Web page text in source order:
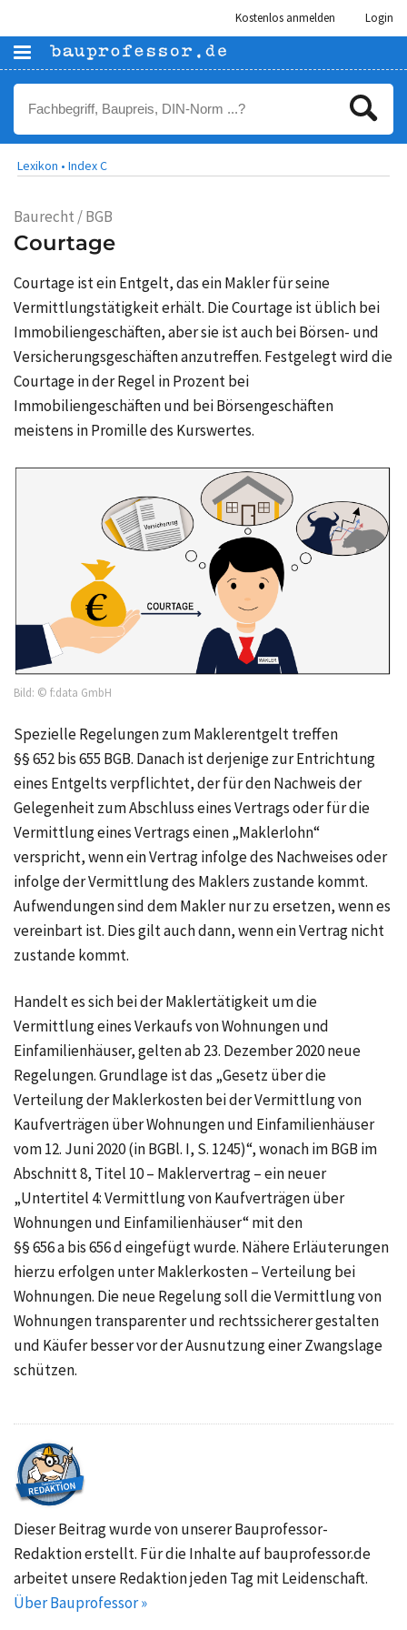
Kostenlos anmelden Login
Lexikon • Index C
Baurecht / BGB
Courtage
Courtage ist ein Entgelt, das ein Makler für seine
Vermittlungstätigkeit erhält. Die Courtage ist üblich bei
Immobiliengeschäften, aber sie ist auch bei Börsen- und
Versicherungsgeschäften anzutreffen. Festgelegt wird die
Courtage in der Regel in Prozent bei
Immobiliengeschäften und bei Börsengeschäften
meistens in Promille des Kurswertes.
Bild: © f:data GmbH
Spezielle Regelungen zum Maklerentgelt treffen
§§ 652 bis 655 BGB. Danach ist derjenige zur Entrichtung
eines Entgelts verpflichtet, der für den Nachweis der
Gelegenheit zum Abschluss eines Vertrags oder für die
Vermittlung eines Vertrags einen „Maklerlohn“
verspricht, wenn ein Vertrag infolge des Nachweises oder
infolge der Vermittlung des Maklers zustande kommt.
Aufwendungen sind dem Makler nur zu ersetzen, wenn es
vereinbart ist. Dies gilt auch dann, wenn ein Vertrag nicht
zustande kommt.
Handelt es sich bei der Maklertätigkeit um die
Vermittlung eines Verkaufs von Wohnungen und
Einfamilienhäuser, gelten ab 23. Dezember 2020neue
Regelungen. Grundlage ist das „Gesetz über die
Verteilung der Maklerkosten bei der Vermittlung von
Kaufverträgen über Wohnungen und Einfamilienhäuser
vom12. Juni 2020(in BGBl. I, S. 1245)“,wonach im BGB im
Abschnitt 8, Titel 10– Maklervertrag – ein neuer
„Untertitel 4:Vermittlung von Kaufverträgen über
Wohnungen und Einfamilienhäuser“ mit den
§§ 656 a bis 656 deingefügt wurde. Nähere Erläuterungen
hierzu erfolgen unterMaklerkosten – Verteilung bei
Wohnungen. Die neue Regelung soll die Vermittlung von
Wohnungen transparenter und rechtssicherer gestalten
und Käufer besser vor der Ausnutzung einer Zwangslage
schützen.
Dieser Beitrag wurde von unserer Bauprofessor-
Redaktion erstellt. Für die Inhalte auf bauprofessor.de
arbeitet unsere Redaktion jeden Tag mit Leidenschaft.
Über Bauprofessor »